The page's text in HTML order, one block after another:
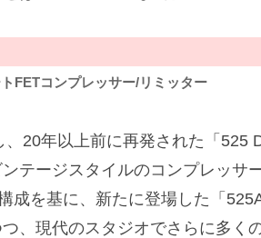
FETコンプレッサー/リミッター
20年以上前に再発された「525
テージスタイルのコンプレッサ
成を基に、新たに登場した「
、現代のスタジオでさらに多く